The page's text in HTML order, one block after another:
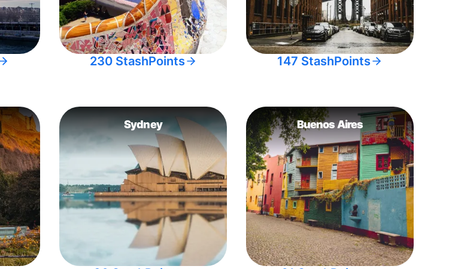
230 StashPoints 147 StashPoints
Sydney Buenos Aires